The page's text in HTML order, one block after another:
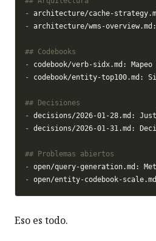
-
-
-
-
-
-
-
-
Eso es todo.